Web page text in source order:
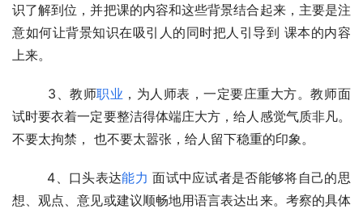
识了解到位，并把课的内容和这些背景结合起来，主要是注
意如何让背景知识在吸引人的同时把人引导到 课本的内容
上来。
  　　3、教师
职业 ，为人师表，一定要庄重大方。教师面
试时要衣着一定要整洁得体端庄大方，给人感觉气质非凡。
不要太拘禁， 也不要太嚣张，给人留下稳重的印象。
  　　4、口头表达
能力 面试中应试者是否能够将自己的思
想、观点、意见或建议顺畅地用语言表达出来。考察的具体